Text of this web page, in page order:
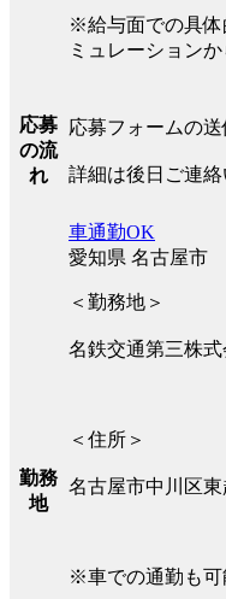
※給与面での具体
ミュレーション
応募
の流
れ
応募フォームの
詳細は後日ご連絡
勤務
地
車通勤OK
愛知県 名古屋市
＜勤務地＞
名鉄交通第三株式
＜住所＞
名古屋市中川区
※車での通勤も可